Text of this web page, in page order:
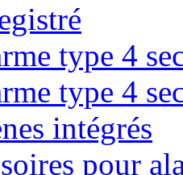
type 4
type 4
intégrés
pour